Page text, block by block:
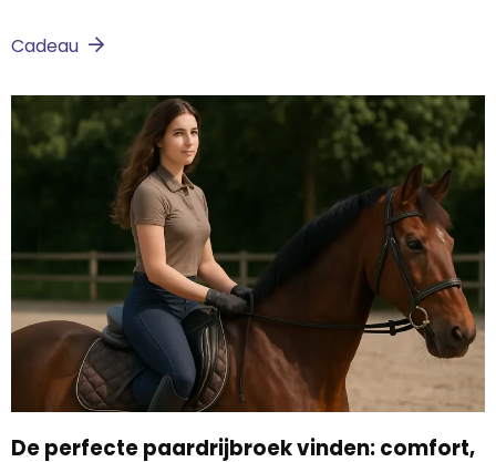
Cadeau
De perfecte paardrijbroek vinden: comfort,